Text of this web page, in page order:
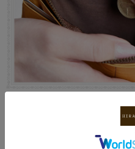
柔らかい革で、広げや
ファスナータイプの小銭入れは
銭の取り出しがスムーズに行えま